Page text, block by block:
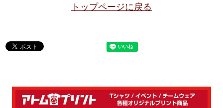
トップページに戻る